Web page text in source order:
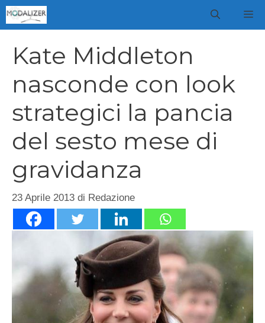
Vai
al
Kate Middleton
nasconde con look
strategici la pancia
del sesto mese di
gravidanza
23 Aprile 2013 di Redazione